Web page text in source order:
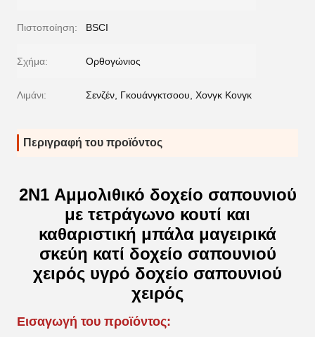
Πιστοποίηση: BSCI
Σχήμα: Ορθογώνιος
Λιμάνι: Σενζέν, Γκουάνγκτσοου, Χονγκ Κονγκ
Περιγραφή του προϊόντος
2N1 Αμμολιθικό δοχείο σαπουνιού
με τετράγωνο κουτί και
καθαριστική μπάλα μαγειρικά
σκεύη κατί δοχείο σαπουνιού
χειρός υγρό δοχείο σαπουνιού
χειρός
Εισαγωγή του προϊόντος: